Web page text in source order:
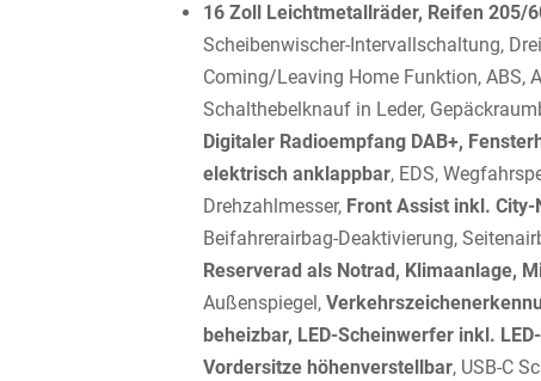
16 Zoll Leichtmetallräder, Reifen 205/
Scheibenwischer-Intervallschaltung,
Coming/Leaving Home Funktion, ABS,
Schalthebelknauf in Leder,
Digitaler Radioempfang DAB+,
elektrisch anklappbar, EDS,
Drehzahlmesser, Front Assist inkl.
Beifahrerairbag-Deaktivierung,
Reserverad als Notrad, Klimaanlage,
Außenspiegel,
beheizbar, LED-Scheinwerfer inkl.
Vordersitze höhenverstellbar, USB-C